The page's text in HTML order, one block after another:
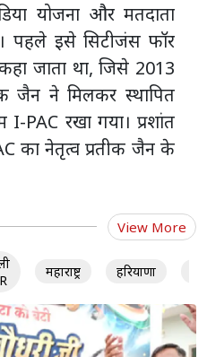
योजना और मतदाता
पहले इसे सिटीजंस फॉर
जाता था, जिसे 2013
जैन ने मिलकर स्थापित
PAC रखा गया। प्रशांत
का नेतृत्व प्रतीक जैन के
View More
महाराष्ट्र हरियाणा